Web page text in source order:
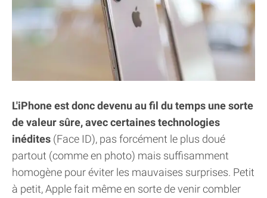
L'iPhone est donc devenu au fil du temps une sorte
de valeur sûre, avec certaines technologies
inédites (Face ID), pas forcément le plus doué
partout (comme en photo) mais suffisamment
homogène pour éviter les mauvaises surprises. Petit
à petit, Apple fait même en sorte de venir combler